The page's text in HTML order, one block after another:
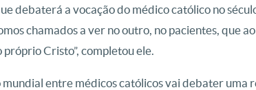
debaterá a vocação do médico católico no
chamados a ver no outro, no pacientes, que
Cristo”, completou ele.
entre médicos católicos vai debater uma